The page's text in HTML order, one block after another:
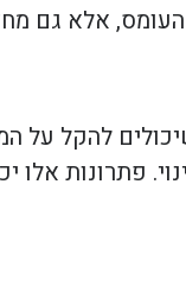
אלא גם
להקל על
פתרונות